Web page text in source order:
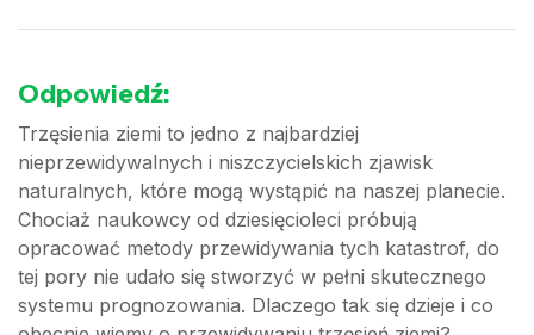
Odpowiedź:
Trzęsienia ziemi to jedno z najbardziej
nieprzewidywalnych i niszczycielskich zjawisk
naturalnych, które mogą wystąpić na naszej planecie.
Chociaż naukowcy od dziesięcioleci próbują
opracować metody przewidywania tych katastrof, do
tej pory nie udało się stworzyć w pełni skutecznego
systemu prognozowania. Dlaczego tak się dzieje i co